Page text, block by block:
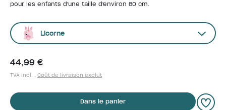
pour les enfants d'une taille d'environ 80 cm.
Licorne
44,99 €
TVA incl. , Coût de livraison exclut
Dans le panier